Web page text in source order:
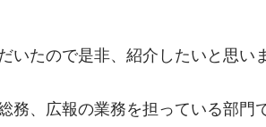
たので是非、紹介したいと思い
務、広報の業務を担っている部門